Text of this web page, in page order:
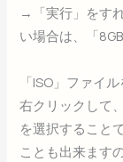
→「実行」をす
い場合は、「
「ISO」ファイ
右クリックして
を選択すること
ことも出来ます